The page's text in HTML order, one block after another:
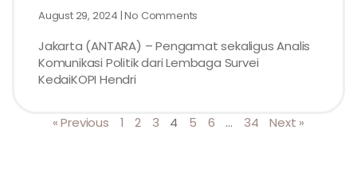
August 29, 2024 No Comments
Jakarta (ANTARA) – Pengamat sekaligus Analis
Komunikasi Politik dari Lembaga Survei
KedaiKOPI Hendri
« Previous 1 2 3 4 5 6 … 34 Next »